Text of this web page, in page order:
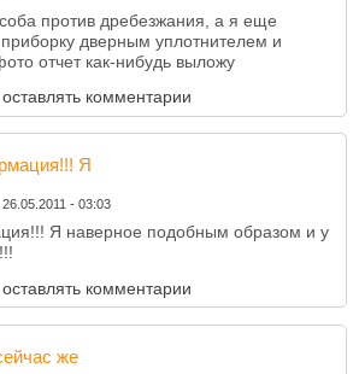
против дребезжания, а я еще
дверным уплотнителем и
отчет как-нибудь выложу
оставлять комментарии
Я
26.05.2011 - 03:03
Я наверное подобным образом и у
оставлять комментарии
же